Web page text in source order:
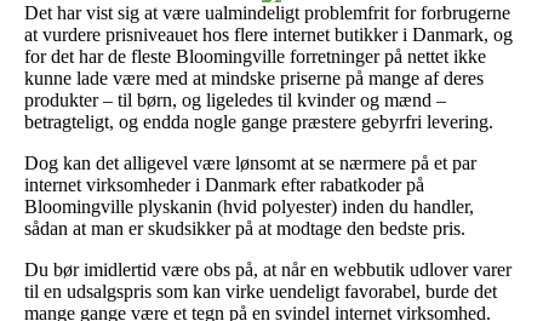
Det har vist sig at være ualmindeligt problemfrit for forbrugerne
at vurdere prisniveauet hos flere internet butikker i Danmark, og
for det har de fleste Bloomingville forretninger på nettet ikke
kunne lade være med at mindske priserne på mange af deres
produkter – til børn, og ligeledes til kvinder og mænd –
betragteligt, og endda nogle gange præstere gebyrfri levering.
Dog kan det alligevel være lønsomt at se nærmere på et par
internet virksomheder i Danmark efter rabatkoder på
Bloomingville plyskanin (hvid polyester) inden du handler,
sådan at man er skudsikker på at modtage den bedste pris.
Du bør imidlertid være obs på, at når en webbutik udlover varer
til en udsalgspris som kan virke uendeligt favorabel, burde det
mange gange være et tegn på en svindel internet virksomhed.